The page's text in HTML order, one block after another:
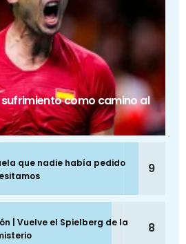
sufrimiento como camino al
que nadie había pedido
9
| Vuelve el Spielberg de la
8